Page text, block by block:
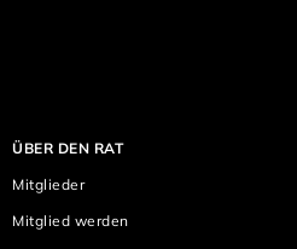
ÜBER DEN RAT
Mitglieder
Mitglied werden